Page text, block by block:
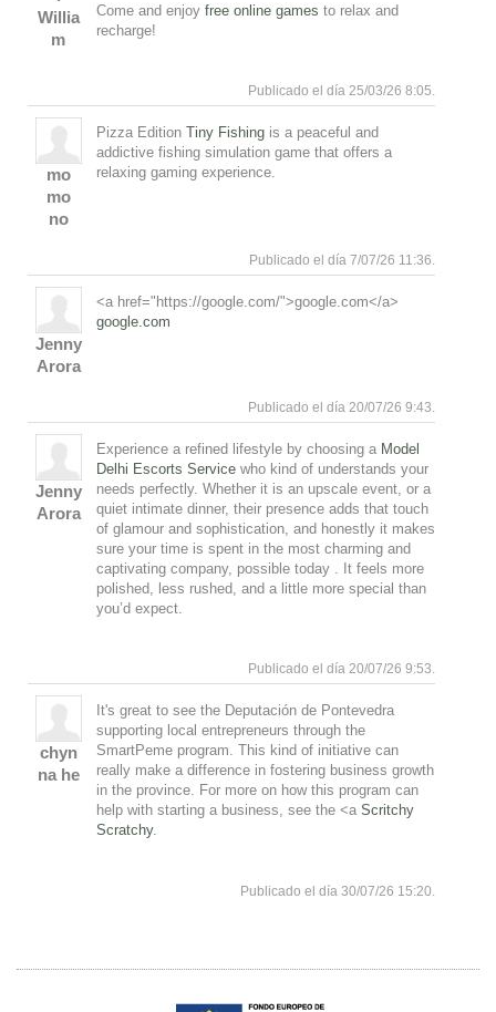
Willia
m
Come and enjoy free online games to relax and
recharge!
Publicado el día 25/03/26 8:05.
mo
mo
no
Pizza Edition Tiny Fishingis a peaceful and
addictive fishing simulation game that offers a
relaxing gaming experience.
Publicado el día 7/07/26 11:36.
Jenny
Arora
<a href="https://google.com/">google.com</a>
google.com
Publicado el día 20/07/26 9:43.
Jenny
Arora
Experience a refined lifestyle by choosing a Model
Delhi Escorts Servicewho kind of understands your
needs perfectly. Whether it is an upscale event, or a
quiet intimate dinner, their presence adds that touch
of glamour and sophistication, and honestly it makes
sure your time is spent in the most charming and
captivating company, possible today . It feels more
polished, less rushed, and a little more special than
you’d expect.
Publicado el día 20/07/26 9:53.
chyn
na he
It's great to see the Deputación de Pontevedra
supporting local entrepreneurs through the
SmartPeme program. This kind of initiative can
really make a difference in fostering business growth
in the province. For more on how this program can
help with starting a business, see the <a Scritchy
Scratchy.
Publicado el día 30/07/26 15:20.